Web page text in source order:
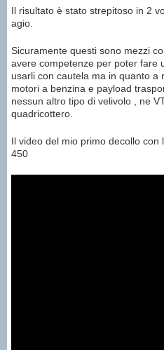
Il risultato è stato strepitoso in 2
agio.
Sicuramente questi sono mezzi
avere competenze per poter fare
usarli con cautela ma in quanto a
motori a benzina e payload
nessun altro tipo di velivolo , ne
quadricottero.
Il video del mio primo decollo con
450